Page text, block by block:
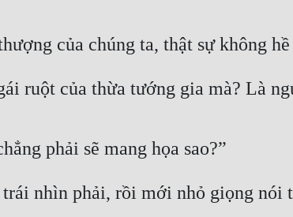
của chúng ta, thật sự không
ruột của thừa tướng gia mà? Là
phải sẽ mang họa sao?”
nhìn phải, rồi mới nhỏ giọng nói